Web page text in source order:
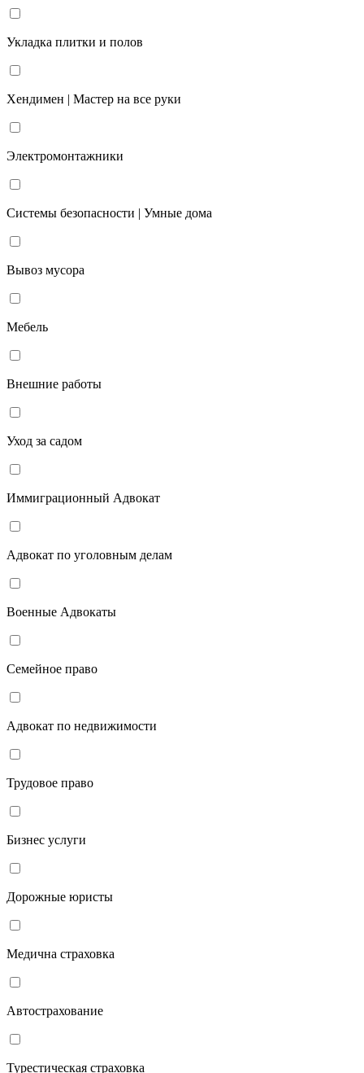
Укладка плитки и полов
Хендимен | Мастер на все руки
Электромонтажники
Системы безопасности | Умные дома
Вывоз мусора
Мебель
Внешние работы
Уход за садом
Иммиграционный Адвокат
Адвокат по уголовным делам
Военные Адвокаты
Семейное право
Адвокат по недвижимости
Трудовое право
Бизнес услуги
Дорожные юристы
Медична страховка
Автострахование
Турестическая страховка